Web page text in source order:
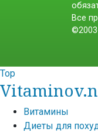
Все
Top
Витамины
Диеты для